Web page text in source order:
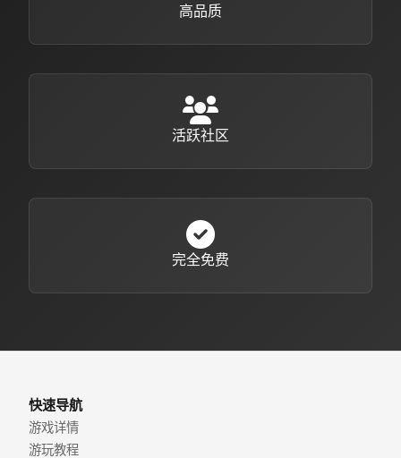
高品质
活跃社区
完全免费
快速导航
游戏详情
游玩教程